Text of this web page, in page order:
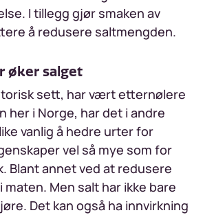
I tillegg gjør smaken av
å redusere saltmengden.
øker salget
sett, har vært etternølere
her i Norge, har det i andre
vanlig å hedre urter for
vel så mye som for
Blant annet ved at redusere
Men salt har ikke bare
Det kan også ha innvirkning